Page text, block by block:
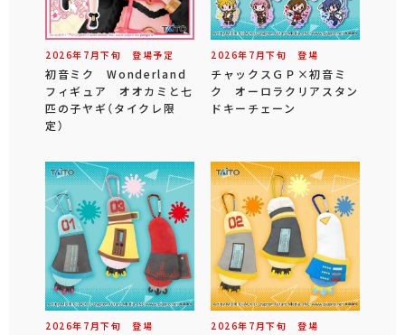
2026年 7 月下旬 登場予定
初音ミク Wonderland
フィギュア オオカミと七
匹の子ヤギ（タイクレ限
定）
2026年 7 月下旬 登場
チャックスＧＰ×初音ミ
ク オーロラクリアスタン
ドキーチェーン
2026年 7 月下旬 登場 2026年 7 月下旬 登場